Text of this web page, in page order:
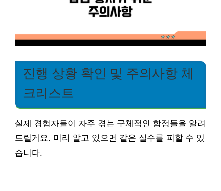
진행 상황 확인 및 주의사항 체
크리스트
실제 경험자들이 자주 겪는 구체적인 함정들을 알려
드릴게요. 미리 알고 있으면 같은 실수를 피할 수 있
습니다.